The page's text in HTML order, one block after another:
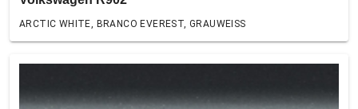
ARCTIC WHITE, BRANCO EVEREST, GRAUWEISS